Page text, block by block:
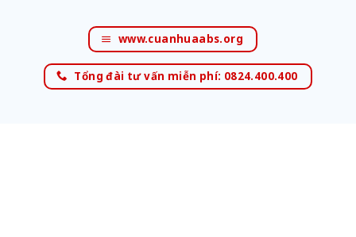
www.cuanhuaabs.org
Tổng đài tư vấn miễn phí: 0824.400.400